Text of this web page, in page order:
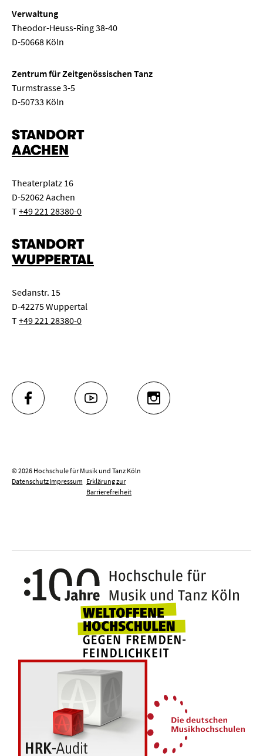
Verwaltung
Theodor-Heuss-Ring 38-40
D-50668 Köln
Zentrum für Zeitgenössischen Tanz
Turmstrasse 3-5
D-50733 Köln
STANDORT
AACHEN
Theaterplatz 16
D-52062 Aachen
T+49 221 28380-0
STANDORT
WUPPERTAL
Sedanstr. 15
D-42275 Wuppertal
T+49 221 28380-0
FACEBOOK YOUTUBE INSTAGRAM
© 2026 Hochschule für Musik und Tanz Köln
DatenschutzImpressum Erklärung zur
Barrierefreiheit